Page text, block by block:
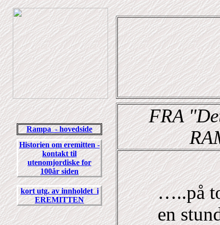
Rampa - hovedside
Historien om eremitten -
kontakt til
utenomjordiske for
100år siden
kort utg. av innholdet i
EREMITTEN
FRA
…..på
en